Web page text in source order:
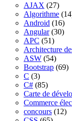
AJAX (27)
Algorithme
Android (16)
Angular(30)
APC (51)
Architecture
ASW (54)
Bootstrap (69)
C (3)
C# (85)
Carte de
Commerce
concours (12)